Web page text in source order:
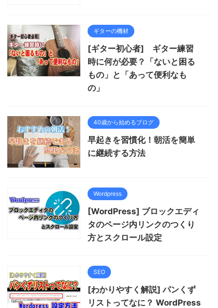
ギターの機材
[ギター初心者] ギター練習
時に何が必要？「ないと困る
もの」と「あって便利なも
の」
40歳から始めるブログ
早起きを習慣化！朝活を簡単
に継続する方法
Wordpress
[WordPress] ブロックエディ
タのページ内リンクのつくり
方とスクロール設定
SEO
[わかりやすく解説] パンくず
リストってなに？ WordPress